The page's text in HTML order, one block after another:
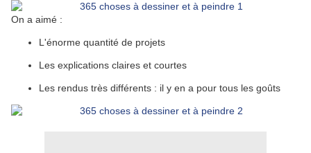
On a aimé :
L'énorme quantité de projets
Les explications claires et courtes
Les rendus très différents : il y en a pour tous les goûts